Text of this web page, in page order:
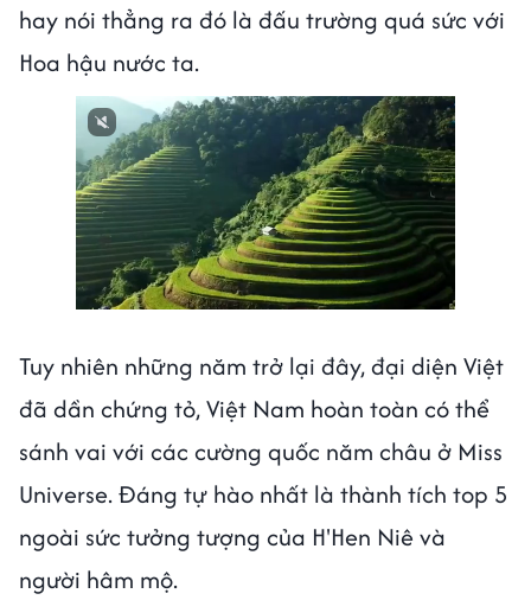
hay nói thẳng ra đó là đấu trường quá sức với
Hoa hậu nước ta.
Tuy nhiên những năm trở lại đây, đại diện Việt
đã dần chứng tỏ, Việt Nam hoàn toàn có thể
sánh vai với các cường quốc năm châu ở Miss
Universe. Đáng tự hào nhất là thành tích top 5
ngoài sức tưởng tượng của H'Hen Niê và
người hâm mộ.